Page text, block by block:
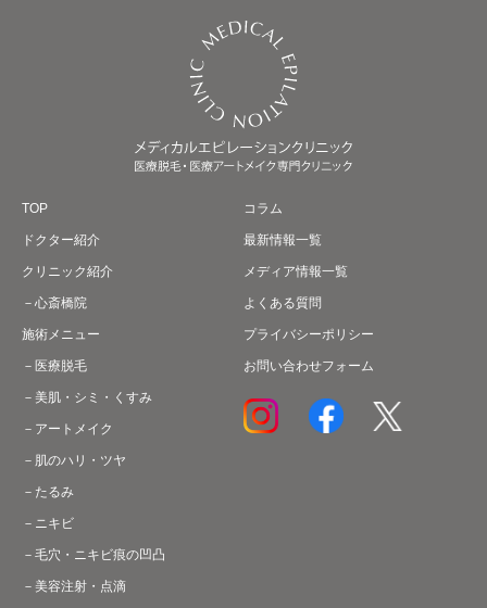
TOP
ドクター紹介
クリニック紹介
心斎橋院
施術メニュー
医療脱毛
美肌・シミ・くすみ
アートメイク
肌のハリ・ツヤ
たるみ
ニキビ
毛穴・ニキビ痕の凹凸
美容注射・点滴
コラム
最新情報一覧
メディア情報一覧
よくある質問
プライバシーポリシー
お問い合わせフォーム